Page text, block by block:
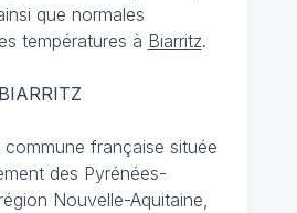
que normales
températures à Biarritz.
commune française située
des Pyrénées-
Nouvelle-Aquitaine,